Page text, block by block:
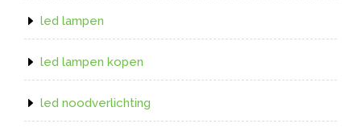
led lampen
led lampen kopen
led noodverlichting